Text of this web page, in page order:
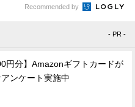
Recommended by
- PR -
円分】Amazonギフトカードが
ンケート実施中